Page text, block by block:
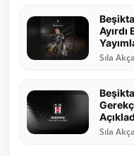
Ayırdı
Sıla
Sıla